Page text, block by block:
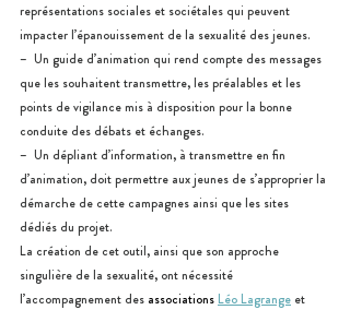
représentations sociales et sociétales qui peuvent
impacter l’épanouissement de la sexualité des jeunes.
–  Un guide d’animation qui rend compte des messages
que les souhaitent transmettre, les préalables et les
points de vigilance mis à disposition pour la bonne
conduite des débats et échanges.
–  Un dépliant d’information, à transmettre en fin
d’animation, doit permettre aux jeunes de s’approprier la
démarche de cette campagnes ainsi que les sites
dédiés du projet.
La création de cet outil, ainsi que son approche
singulière de la sexualité, ont nécessité
l’accompagnement des associations Léo Lagrange et